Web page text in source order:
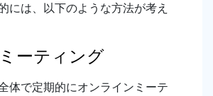
には、以下のような方法が考え
ーティング
体で定期的にオンラインミーテ